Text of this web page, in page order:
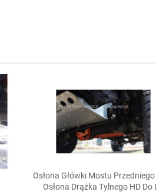
Szybki podgląd
Osłona Główki Mostu Przedniego
Osłona Drążka Tylnego HD Do